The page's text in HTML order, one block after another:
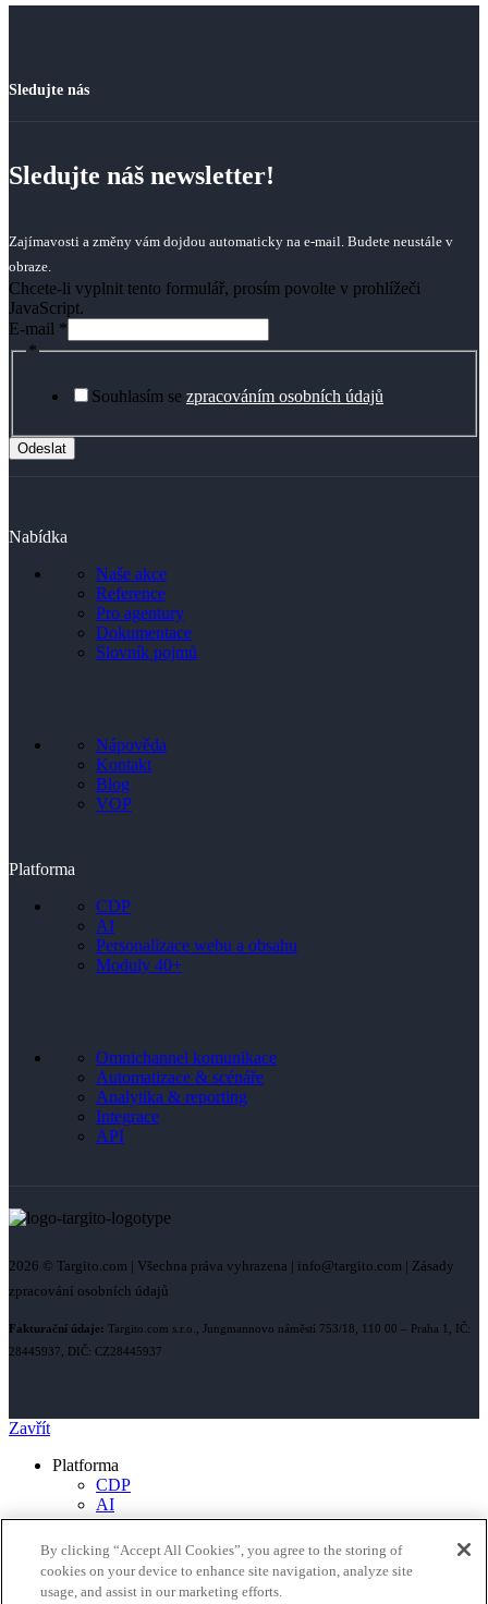
Sledujte nás
Sledujte náš newsletter!
Zajímavosti a změny vám dojdou automaticky na e-mail. Budete neustále v
obraze.
Chcete-li vyplnit tento formulář, prosím povolte v prohlížeči
JavaScript.
E-mail *
*
Souhlasím se zpracováním osobních údajů
Odeslat
Nabídka
Naše akce
Reference
Pro agentury
Dokumentace
Slovník pojmů
Nápověda
Kontakt
Blog
VOP
Platforma
CDP
AI
Personalizace webu a obsahu
Moduly 40+
Omnichannel komunikace
Automatizace & scénáře
Analytika & reporting
Integrace
API
2026 © Targito.com | Všechna práva vyhrazena | info@targito.com | Zásady
zpracování osobních údajů
Fakturační údaje: Targito.com s.r.o., Jungmannovo náměstí 753/18, 110 00 – Praha 1, IČ:
28445937, DIČ: CZ28445937
Zavřít
Platforma
CDP
AI
Personalizace webu a obsahu
Omnichannel komunikace
Automatizace & scénáře
Analytika & reporting
By clicking “Accept All Cookies”, you agree to the storing of
cookies on your device to enhance site navigation, analyze site
usage, and assist in our marketing efforts.